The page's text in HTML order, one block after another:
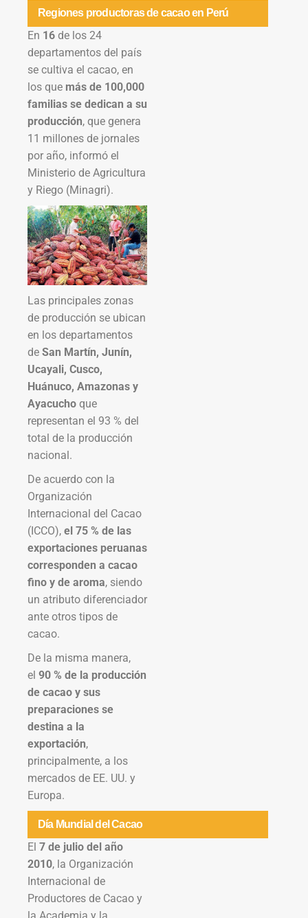
Regiones productoras de cacao en Perú
En 16 de los 24
departamentos del país
se cultiva el cacao, en
los que más de 100,000
familias se dedican a su
producción, que genera
11 millones de jornales
por año, informó el
Ministerio de Agricultura
y Riego (Minagri).
Las principales zonas
de producción se ubican
en los departamentos
de San Martín, Junín,
Ucayali, Cusco,
Huánuco, Amazonas y
Ayacucho que
representan el 93 % del
total de la producción
nacional.
De acuerdo con la
Organización
Internacional del Cacao
(ICCO), el 75 % de las
exportaciones peruanas
corresponden a cacao
fino y de aroma, siendo
un atributo diferenciador
ante otros tipos de
cacao.
De la misma manera,
el 90 % de la producción
de cacao y sus
preparaciones se
destina a la
exportación,
principalmente, a los
mercados de EE. UU. y
Europa.
Día Mundial del Cacao
El 7 de julio del año
2010, la Organización
Internacional de
Productores de Cacao y